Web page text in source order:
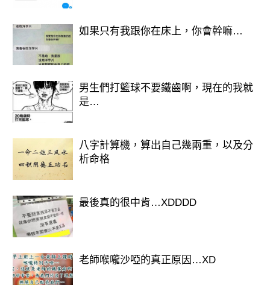
如果只有我跟你在床上，你會幹嘛…
男生們打籃球不要鐵齒啊，現在的我就
是…
八字計算機，算出自己幾兩重，以及分
析命格
最後真的很中肯…XDDDD
老師喉嚨沙啞的真正原因…XD